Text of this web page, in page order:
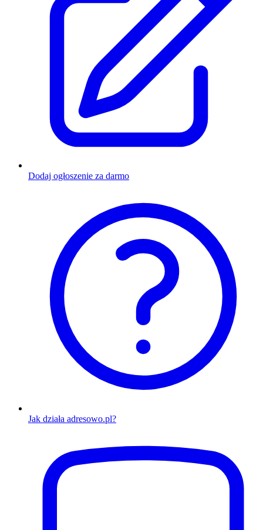
Dodaj ogłoszenie za darmo
Jak działa adresowo.pl?